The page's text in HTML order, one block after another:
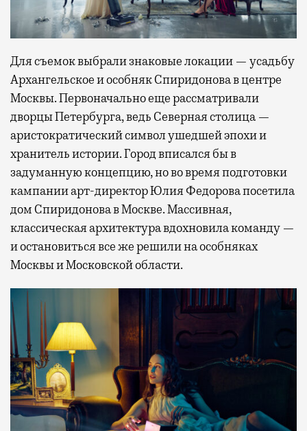
Для съемок выбрали знаковые локации — усадьбу
Архангельское и особняк Спиридонова в центре
Москвы. Первоначально еще рассматривали
дворцы Петербурга, ведь Северная столица —
аристократический символ ушедшей эпохи и
хранитель истории. Город вписался бы в
задуманную концепцию, но во время подготовки
кампании арт-директор Юлия Федорова посетила
дом Спиридонова в Москве. Массивная,
классическая архитектура вдохновила команду —
и остановиться все же решили на особняках
Москвы и Московской области.